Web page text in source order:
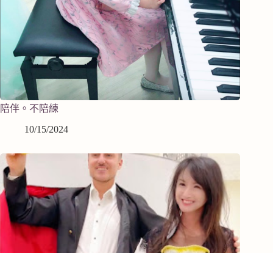
陪伴。不陪練
10/15/2024